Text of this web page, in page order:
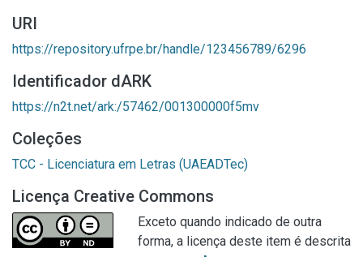
URI
https://repository.ufrpe.br/handle/123456789/6296
Identificador dARK
https://n2t.net/ark:/57462/001300000f5mv
Coleções
TCC - Licenciatura em Letras (UAEADTec)
Licença Creative Commons
Exceto quando indicado de outra
forma, a licença deste item é descrita